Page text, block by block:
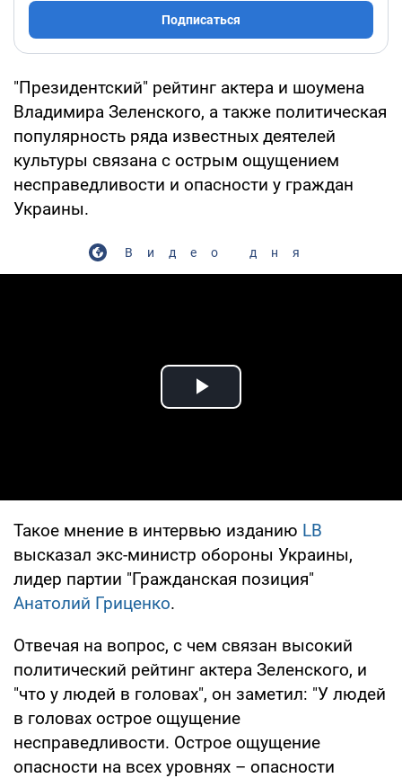
Подписаться
"Президентский" рейтинг актера и шоумена
Владимира Зеленского, а также политическая
популярность ряда известных деятелей
культуры связана с острым ощущением
несправедливости и опасности у граждан
Украины.
Видео дня
Play Video
Такое мнение в интервью изданию LB
высказал экс-министр обороны Украины,
лидер партии "Гражданская позиция"
Анатолий Гриценко.
Отвечая на вопрос, с чем связан высокий
политический рейтинг актера Зеленского, и
"что у людей в головах", он заметил: "У людей
в головах острое ощущение
несправедливости. Острое ощущение
опасности на всех уровнях – опасности